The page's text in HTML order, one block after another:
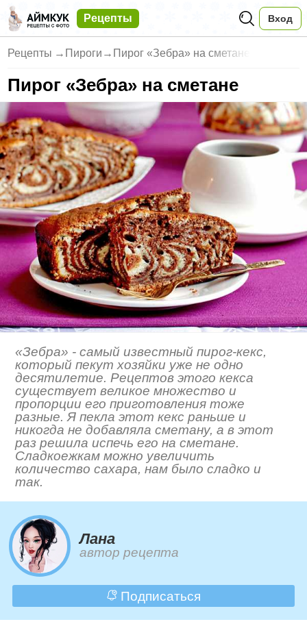
Рецепты Вход
Рецепты → Пироги → Пирог «Зебра» на сметане
Пирог «Зебра» на сметане
«Зебра» - самый известный пирог-кекс,
который пекут хозяйки уже не одно
десятилетие. Рецептов этого кекса
существует великое множество и
пропорции его приготовления тоже
разные. Я пекла этот кекс раньше и
никогда не добавляла сметану, а в этот
раз решила испечь его на сметане.
Сладкоежкам можно увеличить
количество сахара, нам было сладко и
так.
Лана
автор рецепта
Подписаться